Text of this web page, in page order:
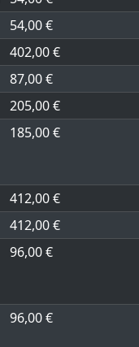
54,00 €
402,00 €
87,00 €
205,00 €
185,00 €
412,00 €
412,00 €
96,00 €
96,00 €